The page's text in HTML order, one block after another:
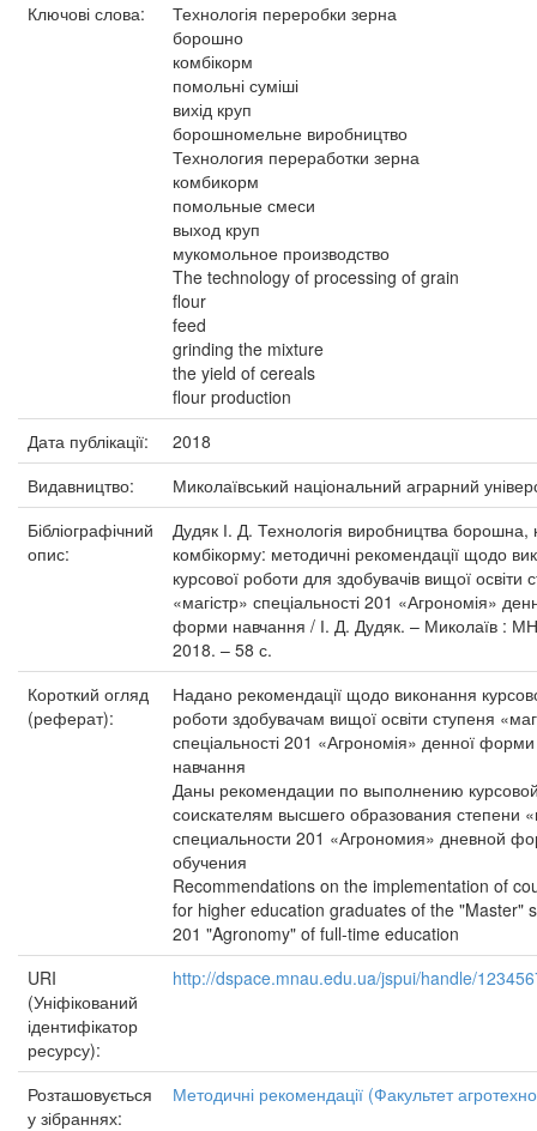
Ключові слова:
Технологія переробки зерна
борошно
комбікорм
помольні суміші
вихід круп
борошномельне виробництво
Технология переработки зерна
комбикорм
помольные смеси
выход круп
мукомольное производство
The technology of processing of grain
flour
feed
grinding the mixture
the yield of cereals
flour production
Дата публікації:
2018
Видавництво:
Миколаївський національний аграрний
Бібліографічний
опис:
Дудяк І. Д. Технологія виробництва борошна,
комбікорму: методичні рекомендації щодо
курсової роботи для здобувачів вищої освіти
«магістр» спеціальності 201 «Агрономія»
форми навчання / І. Д. Дудяк. – Миколаїв :
2018. – 58 с.
Короткий огляд
(реферат):
Надано рекомендації щодо виконання
роботи здобувачам вищої освіти ступеня
спеціальності 201 «Агрономія» денної форми
навчання
Даны рекомендации по выполнению
соискателям высшего образования степени
специальности 201 «Агрономия» дневной
обучения
Recommendations on the implementation of
for higher education graduates of the "Master"
201 "Agronomy" of full-time education
URI
(Уніфікований
ідентифікатор
ресурсу):
http://dspace.mnau.edu.ua/jspui/handle/
Розташовується
у зібраннях:
Методичні рекомендації (Факультет